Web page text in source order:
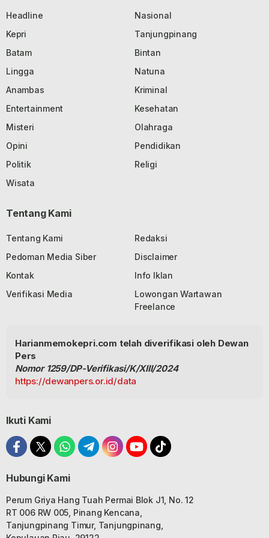
Headline
Nasional
Kepri
Tanjungpinang
Batam
Bintan
Lingga
Natuna
Anambas
Kriminal
Entertainment
Kesehatan
Misteri
Olahraga
Opini
Pendidikan
Politik
Religi
Wisata
Tentang Kami
Tentang Kami
Redaksi
Pedoman Media Siber
Disclaimer
Kontak
Info Iklan
Verifikasi Media
Lowongan Wartawan
Freelance
Harianmemokepri.com telah diverifikasi oleh Dewan
Pers
Nomor 1259/DP-Verifikasi/K/XIII/2024
https://dewanpers.or.id/data
Ikuti Kami
Hubungi Kami
Perum Griya Hang Tuah Permai Blok J1, No. 12
RT 006 RW 005, Pinang Kencana,
Tanjungpinang Timur, Tanjungpinang,